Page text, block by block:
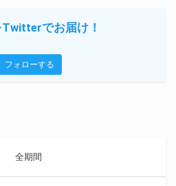
でお届け！
フォローする
全期間